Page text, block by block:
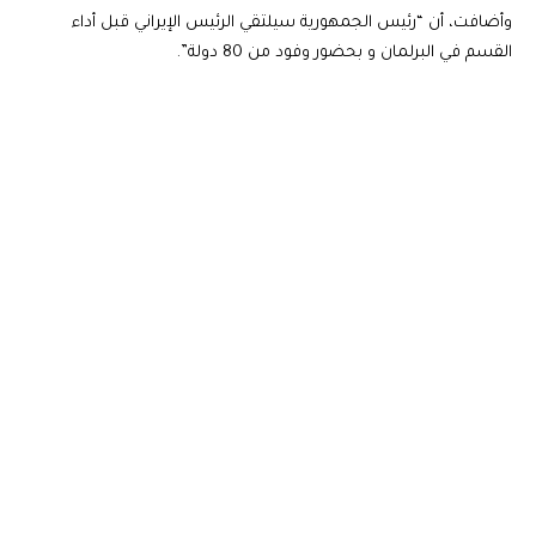
وأضافت، أن “رئيس الجمهورية سيلتقي الرئيس الإيراني قبل أداء
القسم في البرلمان و بحضور وفود من 80 دولة”.